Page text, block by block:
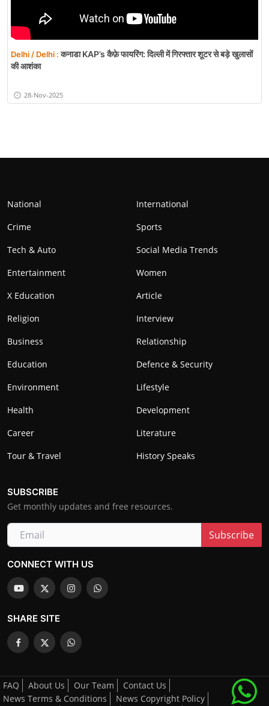
Delhi / Delhi :कनाडा KAP’s कैफ़े फायरिंग: दिल्ली में गिरफ्तार शूटर से बड़े खुलासों
की आशंका
28-Nov-2025
National
International
Crime
Sports
Tech & Auto
Social Media Trends
Entertainment
Women
X Education
Article
Religion
Interview
Business
Relationship
Education
Defence & Security
Environment
Lifestyle
Health
Development
Career
Literature
Tour & Travel
History Speaks
SUBSCRIBE
Get monthly updates and free resources.
Subscribe
CONNECT WITH US
SHARE SITE
FAQ About Us Our Team
Contact Us
News Terms & Conditions
News Copyright Policy